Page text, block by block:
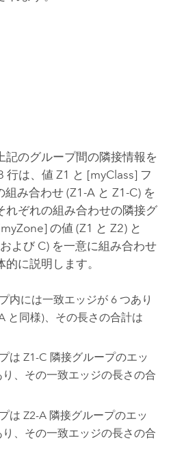
記のグループ間の隣接情報を
行は、値 Z1 と [myClass] フ
組み合わせ (Z1-A と Z1-C) を
れぞれの組み合わせの隣接グ
の値 (Z1 と Z2) と
よび C) を一意に組み合わせ
に説明します。
内には一致エッジが 6 つあり
と同様)、その長さの合計は
は Z1-C 隣接グループのエッ
、その一致エッジの長さの合
は Z2-A 隣接グループのエッ
、その一致エッジの長さの合